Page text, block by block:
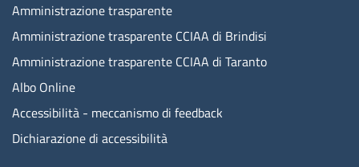
Amministrazione trasparente
Amministrazione trasparente CCIAA di Brindisi
Amministrazione trasparente CCIAA di Taranto
Albo Online
Accessibilità - meccanismo di feedback
Dichiarazione di accessibilità